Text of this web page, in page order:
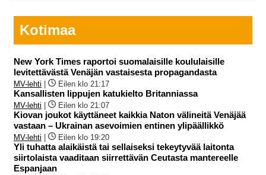
Kotimaa
New York Times raportoi suomalaisille koululaisille
levitettävästä Venäjän vastaisesta propagandasta
MV-lehti Eilen klo 21:17
Kansallisten lippujen katukielto Britanniassa
MV-lehti Eilen klo 21:07
Kiovan joukot käyttäneet kaikkia Naton välineitä Venäjää
vastaan – Ukrainan asevoimien entinen ylipäällikkö
MV-lehti Eilen klo 19:20
Yli tuhatta alaikäistä tai sellaiseksi tekeytyvää laitonta
siirtolaista vaaditaan siirrettävän Ceutasta mantereelle
Espanjaan